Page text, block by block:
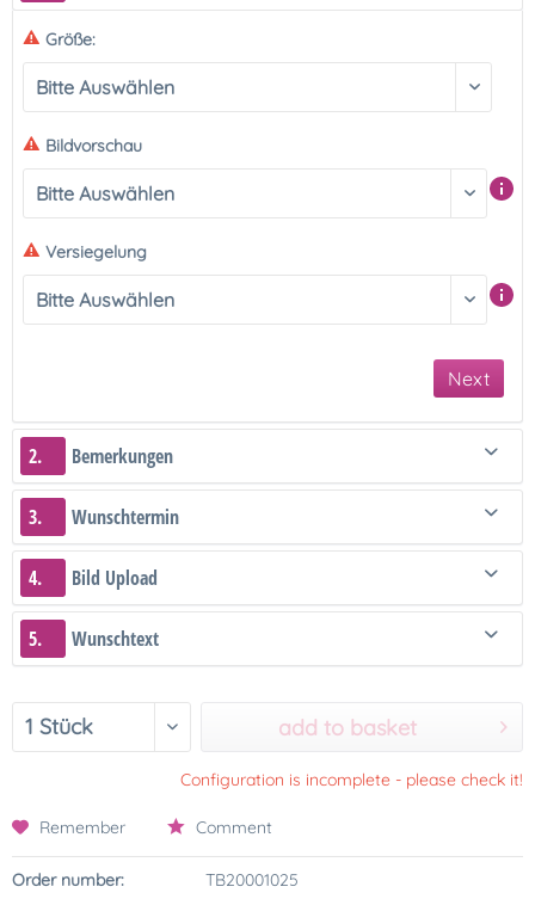
Größe:
Bildvorschau
Versiegelung
Next
2. Bemerkungen
3. Wunschtermin
4. Bild Upload
5. Wunschtext
add to basket
Configuration is incomplete - please check it!
Remember Comment
Order number: TB20001025